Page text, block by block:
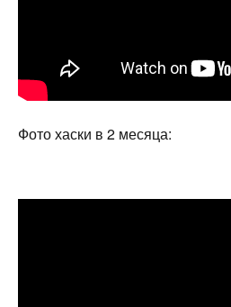
Фото хаски в 2 месяца: